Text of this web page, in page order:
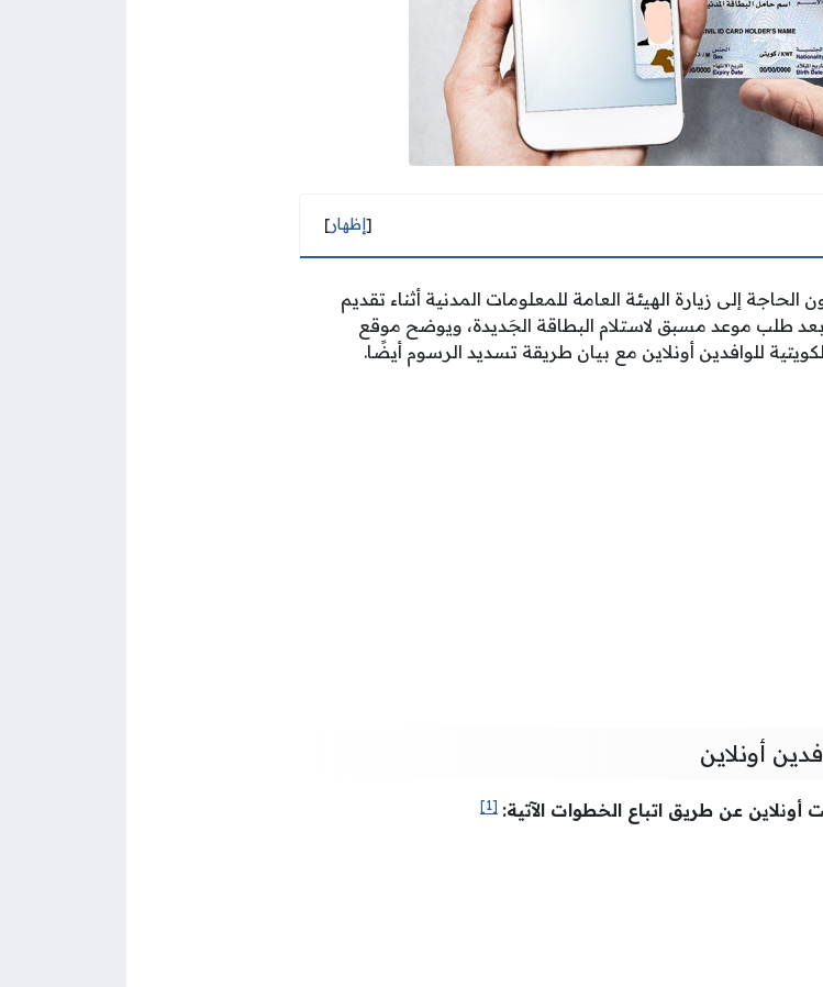
[إظهار]
الحاجة إلى زيارة الهيئة العامة للمعلومات المدنية أثناء تقديم
بعد طلب موعد مسبق لاستلام البطاقة الجَديدة، ويوضح موقع
للوافدين أونلاين مع بيان طريقة تسديد الرسوم أيضًا.
أونلاين
أونلاين عن طريق اتباع الخطوات الآتية: [1]